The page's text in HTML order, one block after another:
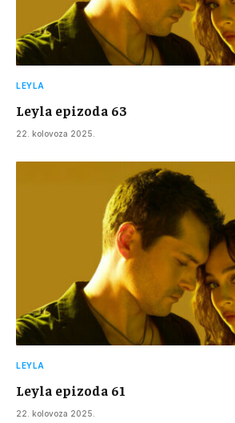
LEYLA
Leyla epizoda 63
22. kolovoza 2025.
LEYLA
Leyla epizoda 61
22. kolovoza 2025.